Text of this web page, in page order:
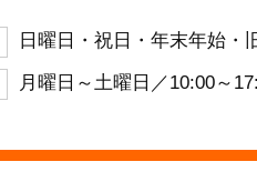
日曜日・祝日・年末年始・
月曜日～土曜日／10:00～